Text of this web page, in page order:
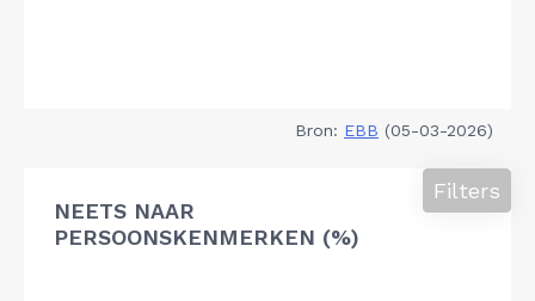
Bron: EBB (05-03-2026)
NEETS NAAR
PERSOONSKENMERKEN (%)
Filters